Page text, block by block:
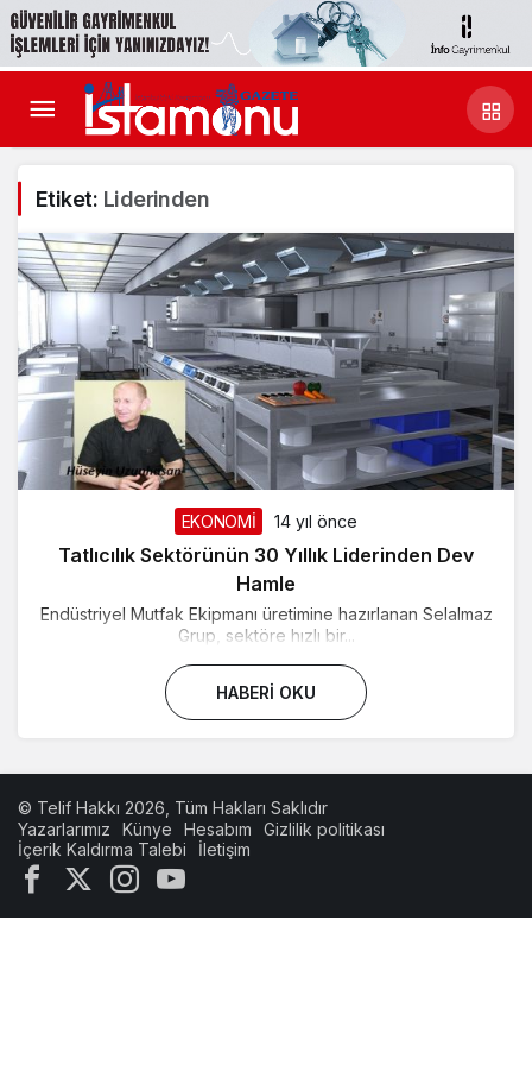
Etiket: Liderinden
EKONOMİ 14 yıl önce
Tatlıcılık Sektörünün 30 Yıllık Liderinden Dev
Hamle
Endüstriyel Mutfak Ekipmanı üretimine hazırlanan Selalmaz
Grup, sektöre hızlı bir...
HABERI OKU
© Telif Hakkı 2026, Tüm Hakları Saklıdır
Yazarlarımız
Künye Hesabım
Gizlilik politikası
İçerik Kaldırma Talebi
İletişim